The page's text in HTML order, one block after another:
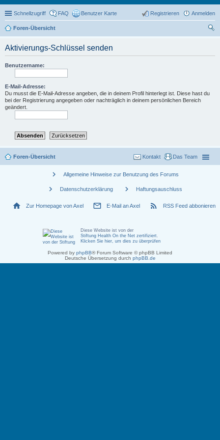
Schnellzugriff FAQ Benutzer Karte Anmelden
Registrieren
Foren-Übersicht
Aktivierungs-Schlüssel senden
Benutzername:
E-Mail-Adresse:
Du musst die E-Mail-Adresse angeben, die in deinem Profil hinterlegt ist. Diese hast du
bei der Registrierung angegeben oder nachträglich in deinem persönlichen Bereich
geändert.
Foren-Übersicht Das Team
Kontakt
chevron_right Allgemeine Hinweise zur Benutzung des Forums
chevron_right Datenschutzerklärung chevron_right Haftungsauschluss
home Zur Homepage von Axel mail_outline E-Mail an Axel rss_feed RSS Feed abbonieren
Diese Website ist von der
Stiftung Health On the Net zertifiziert.
Klicken Sie hier, um dies zu überprüfen
Powered by phpBB® Forum Software © phpBB Limited
Deutsche Übersetzung durch phpBB.de